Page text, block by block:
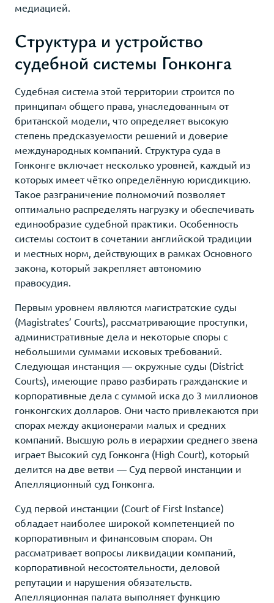
медиацией.
Структура и устройство
судебной системы Гонконга
Судебная система этой территории строится по
принципам общего права, унаследованным от
британской модели, что определяет высокую
степень предсказуемости решений и доверие
международных компаний. Структура суда в
Гонконге включает несколько уровней, каждый из
которых имеет чётко определённую юрисдикцию.
Такое разграничение полномочий позволяет
оптимально распределять нагрузку и обеспечивать
единообразие судебной практики. Особенность
системы состоит в сочетании английской традиции
и местных норм, действующих в рамках Основного
закона, который закрепляет автономию
правосудия.
Первым уровнем являются магистратские суды
(Magistrates’ Courts), рассматривающие проступки,
административные дела и некоторые споры с
небольшими суммами исковых требований.
Следующая инстанция — окружные суды (District
Courts), имеющие право разбирать гражданские и
корпоративные дела с суммой иска до 3 миллионов
гонконгских долларов. Они часто привлекаются при
спорах между акционерами малых и средних
компаний. Высшую роль в иерархии среднего звена
играет Высокий суд Гонконга (High Court), который
делится на две ветви — Суд первой инстанции и
Апелляционный суд Гонконга.
Суд первой инстанции (Court of First Instance)
обладает наиболее широкой компетенцией по
корпоративным и финансовым спорам. Он
рассматривает вопросы ликвидации компаний,
корпоративной несостоятельности, деловой
репутации и нарушения обязательств.
Апелляционная палата выполняет функцию